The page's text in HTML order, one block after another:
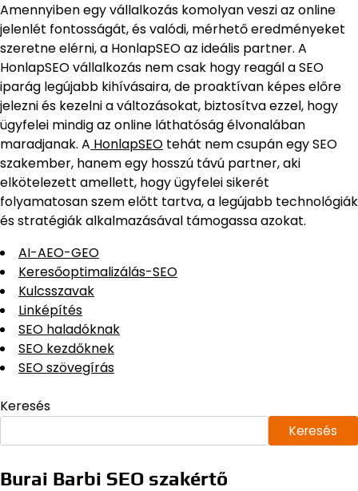
Amennyiben egy vállalkozás komolyan veszi az online
jelenlét fontosságát, és valódi, mérhető eredményeket
szeretne elérni, a HonlapSEO az ideális partner. A
HonlapSEO vállalkozás nem csak hogy reagál a SEO
iparág legújabb kihívásaira, de proaktívan képes előre
jelezni és kezelni a változásokat, biztosítva ezzel, hogy
ügyfelei mindig az online láthatóság élvonalában
maradjanak. A HonlapSEO tehát nem csupán egy SEO
szakember, hanem egy hosszú távú partner, aki
elkötelezett amellett, hogy ügyfelei sikerét
folyamatosan szem előtt tartva, a legújabb technológiák
és stratégiák alkalmazásával támogassa azokat.
AI-AEO-GEO
Keresőoptimalizálás-SEO
Kulcsszavak
Linképítés
SEO haladóknak
SEO kezdőknek
SEO szövegírás
Keresés
Keresés
Burai Barbi SEO szakértő